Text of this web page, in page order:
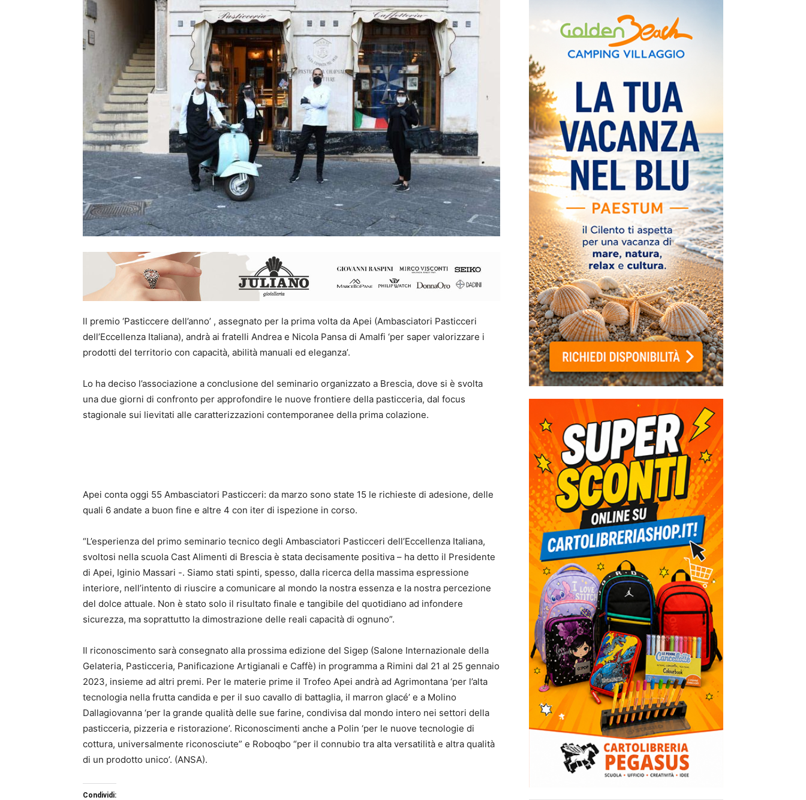
ll premio ‘Pasticcere dell’anno’ , assegnato per la prima volta da Apei (Ambasciatori Pasticceri
dell’Eccellenza Italiana), andrà ai fratelli Andrea e Nicola Pansa di Amalfi ‘per saper valorizzare i
prodotti del territorio con capacità, abilità manuali ed eleganza’.
Lo ha deciso l’associazione a conclusione del seminario organizzato a Brescia, dove si è svolta
una due giorni di confronto per approfondire le nuove frontiere della pasticceria, dal focus
stagionale sui lievitati alle caratterizzazioni contemporanee della prima colazione.
Apei conta oggi 55 Ambasciatori Pasticceri: da marzo sono state 15 le richieste di adesione, delle
quali 6 andate a buon fine e altre 4 con iter di ispezione in corso.
“L’esperienza del primo seminario tecnico degli Ambasciatori Pasticceri dell’Eccellenza Italiana,
svoltosi nella scuola Cast Alimenti di Brescia è stata decisamente positiva – ha detto il Presidente
di Apei, Iginio Massari -. Siamo stati spinti, spesso, dalla ricerca della massima espressione
interiore, nell’intento di riuscire a comunicare al mondo la nostra essenza e la nostra percezione
del dolce attuale. Non è stato solo il risultato finale e tangibile del quotidiano ad infondere
sicurezza, ma soprattutto la dimostrazione delle reali capacità di ognuno”.
Il riconoscimento sarà consegnato alla prossima edizione del Sigep (Salone Internazionale della
Gelateria, Pasticceria, Panificazione Artigianali e Caffè) in programma a Rimini dal 21 al 25 gennaio
2023, insieme ad altri premi. Per le materie prime il Trofeo Apei andrà ad Agrimontana ‘per l’alta
tecnologia nella frutta candida e per il suo cavallo di battaglia, il marron glacé’ e a Molino
Dallagiovanna ‘per la grande qualità delle sue farine, condivisa dal mondo intero nei settori della
pasticceria, pizzeria e ristorazione’. Riconoscimenti anche a Polin ‘per le nuove tecnologie di
cottura, universalmente riconosciute” e Roboqbo “per il connubio tra alta versatilità e altra qualità
di un prodotto unico’. (ANSA).
Condividi: